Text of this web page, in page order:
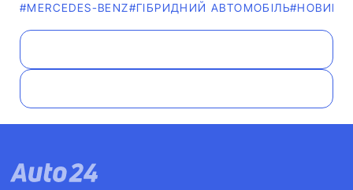
#MERCEDES-BENZ#ГІБРИДНИЙ АВТОМОБІЛЬ#НОВИНИ